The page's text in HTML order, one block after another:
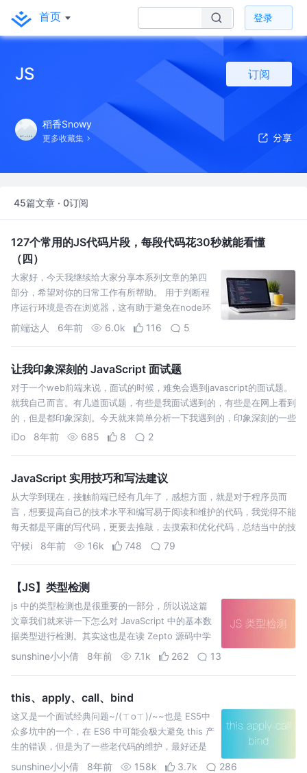
首页 登录
JS 订阅
稻香Snowy
更多收藏集
45篇文章 · 0订阅
127个常用的JS代码片段，每段代码花30秒就能看懂
（四）
大家好，今天我继续给大家分享本系列文章的第四
部分，希望对你的日常工作有所帮助。 用于判断程
序运行环境是否在浏览器，这有助于避免在node环
境运行前端模块时出错。 用于判断当前页面是否处
前端达人 6年前 6.0k 116 5
让我印象深刻的 JavaScript 面试题
对于一个web前端来说，面试的时候，难免会遇到javascript的面试题。
就我自己而言。有几道面试题，有些是我面试遇到的，有些是在网上看到
的，但是都印象深刻。今天就来简单分析一下我遇到的，印象深刻的一些
面试题！主要目的希望能让小伙伴学到一些东西，如过以后遇到类似的情
iDo 8年前 685 8 2
JavaScript 实用技巧和写法建议
从大学到现在，接触前端已经有几年了，感想方面，就是对于程序员而
言，想要提高自己的技术水平和编写易于阅读和维护的代码，我觉得不能
每天都是平庸的写代码，更要去推敲，去摸索和优化代码，总结当中的技
巧，积极听取别人的建议，这样自己的技术水平会提高的更快。那么今
守候i 8年前 16k 748 79
【JS】类型检测
js 中的类型检测也是很重要的一部分，所以说这篇
文章我们就来讲一下怎么对 JavaScript 中的基本数
据类型进行检测。其实这也是在读 Zepto 源码中学
习到的，所以阅读源码对我们的提升还是很有帮助
sunshine小小倩 8年前 7.1k 262 13
this、apply、call、bind
这又是一个面试经典问题~/(ㄒoㄒ)/~~也是 ES5中
众多坑中的一个，在 ES6 中可能会极大避免 this 产
生的错误，但是为了一些老代码的维护，最好还是
了解一下 this 的指向和 call、apply、bind 三者的
sunshine小小倩 8年前 158k 3.7k 286